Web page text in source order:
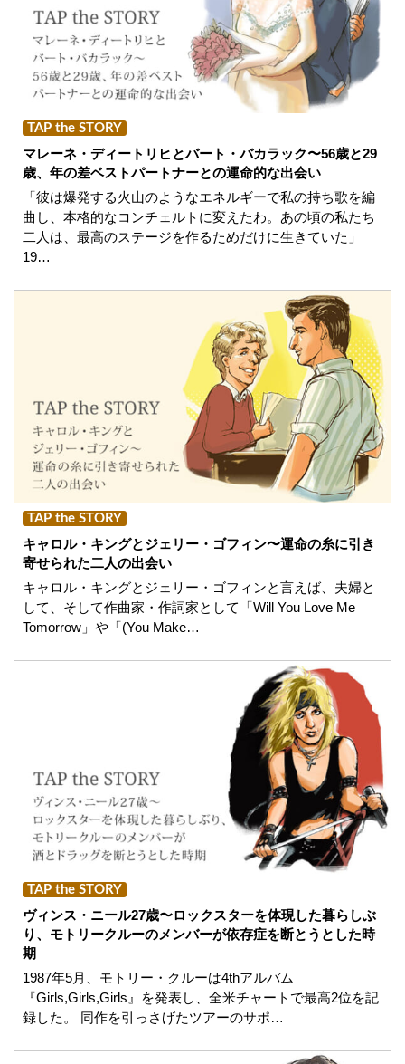
TAP the STORY
マレーネ・ディートリヒとバート・バカラック〜56歳と29
歳、年の差ベストパートナーとの運命的な出会い
「彼は爆発する火山のようなエネルギーで私の持ち歌を編
曲し、本格的なコンチェルトに変えたわ。あの頃の私たち
二人は、最高のステージを作るためだけに生きていた」
19…
TAP the STORY
キャロル・キングとジェリー・ゴフィン〜運命の糸に引き
寄せられた二人の出会い
キャロル・キングとジェリー・ゴフィンと言えば、夫婦と
して、そして作曲家・作詞家として「Will You Love Me
Tomorrow」や「(You Make…
TAP the STORY
ヴィンス・ニール27歳〜ロックスターを体現した暮らしぶ
り、モトリークルーのメンバーが依存症を断とうとした時
期
1987年5月、モトリー・クルーは4thアルバム
『Girls,Girls,Girls』を発表し、全米チャートで最高2位を記
録した。 同作を引っさげたツアーのサポ…